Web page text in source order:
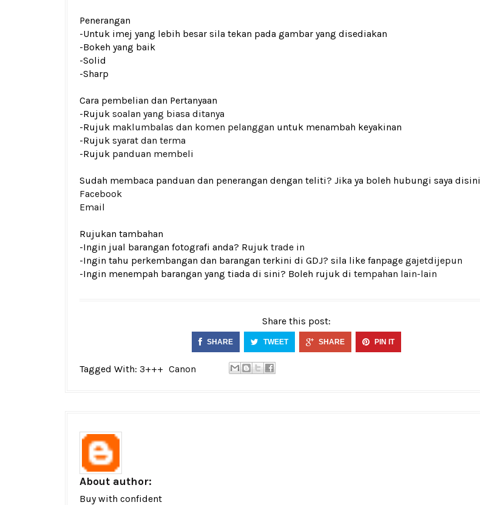
Penerangan
-Untuk imej yang lebih besar sila tekan pada gambar yang disediakan
-Bokeh yang baik
-Solid
-Sharp
Cara pembelian dan Pertanyaan
-Rujuk soalan yang biasa ditanya
-Rujuk maklumbalas dan komen pelanggan untuk menambah keyakinan
-Rujuk syarat dan terma
-Rujuk panduan membeli
Sudah membaca panduan dan penerangan dengan teliti? Jika ya boleh hubungi saya disini
Facebook
Email
Rujukan tambahan
-Ingin jual barangan fotografi anda? Rujuk trade in
-Ingin tahu perkembangan dan barangan terkini di GDJ? sila like fanpage gajetdijepun
-Ingin menempah barangan yang tiada di sini? Boleh rujuk di tempahan lain-lain
Share this post:
SHARE TWEET SHARE PIN IT
Tagged With: 3+++ Canon
About author:
Buy with confident